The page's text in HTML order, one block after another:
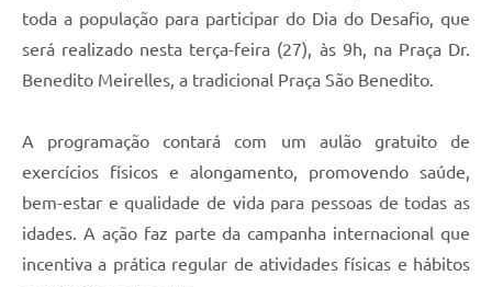
Projetos
Contas Públicas
Editais
Jornal
toda a população para participar do Dia do Desafio, que
será realizado nesta terça-feira (27), às 9h, na Praça Dr.
Benedito Meirelles, a tradicional Praça São Benedito.
A programação contará com um aulão gratuito de
exercícios físicos e alongamento, promovendo saúde,
bem-estar e qualidade de vida para pessoas de todas as
idades. A ação faz parte da campanha internacional que
incentiva a prática regular de atividades físicas e hábitos